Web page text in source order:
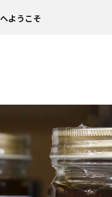
ようこそ